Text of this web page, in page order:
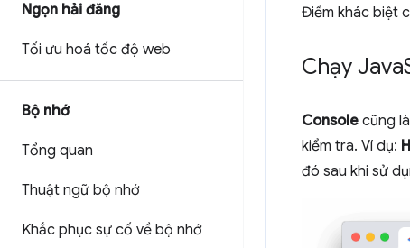
Ngọn hải đăng
Tối ưu hoá tốc độ web
Bộ nhớ
Tổng quan
Thuật ngữ bộ nhớ
Khắc phục sự cố về bộ nhớ
Điểm khác biệt
Chạy Java
Console cũng
kiểm tra. Ví dụ:
đó sau khi sử